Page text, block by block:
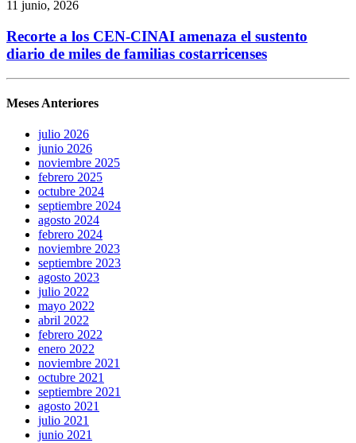
11 junio, 2026
Recorte a los CEN-CINAI amenaza el sustento
diario de miles de familias costarricenses
Meses Anteriores
julio 2026
junio 2026
noviembre 2025
febrero 2025
octubre 2024
septiembre 2024
agosto 2024
febrero 2024
noviembre 2023
septiembre 2023
agosto 2023
julio 2022
mayo 2022
abril 2022
febrero 2022
enero 2022
noviembre 2021
octubre 2021
septiembre 2021
agosto 2021
julio 2021
junio 2021